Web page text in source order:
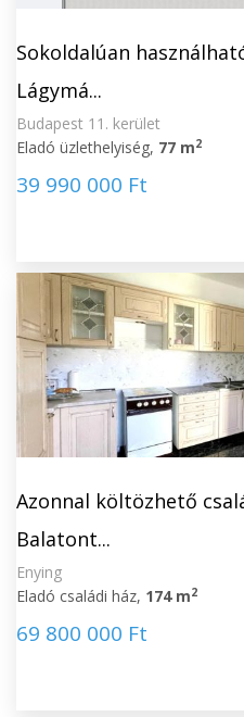
Sokoldalúan
Lágymá...
Budapest 11. kerület
Eladó üzlethelyiség, 77 m2
39 990 000 Ft
Azonnal költözhető
Balatont...
Enying
Eladó családi ház, 174 m2
69 800 000 Ft